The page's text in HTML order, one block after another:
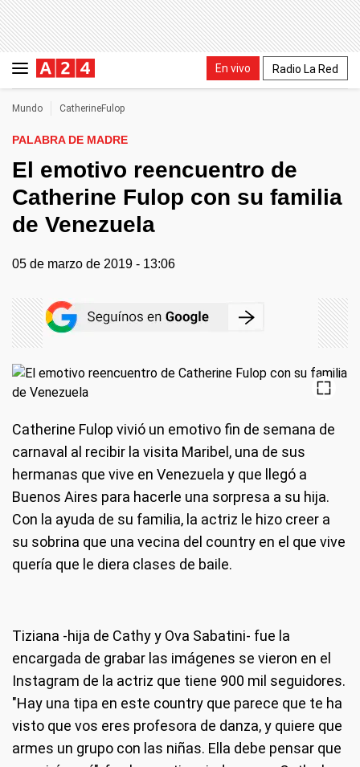
En vivo Radio La Red
Mundo CatherineFulop
PALABRA DE MADRE
El emotivo reencuentro de
Catherine Fulop con su familia
de Venezuela
05 de marzo de 2019 - 13:06
Catherine Fulop vivió un emotivo fin de semana de
carnaval al recibir la visita Maribel, una de sus
hermanas que vive en Venezuela y que llegó a
Buenos Aires para hacerle una sorpresa a su hija.
Con la ayuda de su familia, la actriz le hizo creer a
su sobrina que una vecina del country en el que vive
quería que le diera clases de baile.
Tiziana -hija de Cathy y Ova Sabatini- fue la
encargada de grabar las imágenes se vieron en el
Instagram de la actriz que tiene 900 mil seguidores.
"Hay una tipa en este country que parece que te ha
visto que vos eres profesora de danza, y quiere que
armes un grupo con las niñas. Ella debe pensar que